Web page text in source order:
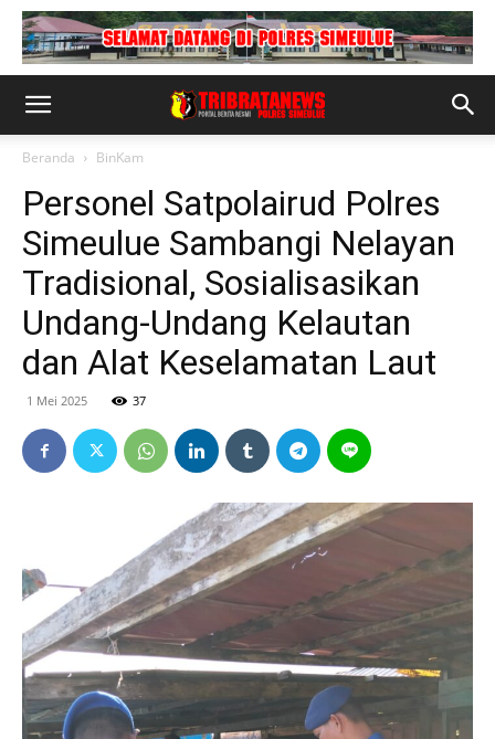
Beranda BinKam
Personel Satpolairud Polres
Simeulue Sambangi Nelayan
Tradisional, Sosialisasikan
Undang-Undang Kelautan
dan Alat Keselamatan Laut
1 Mei 2025 37